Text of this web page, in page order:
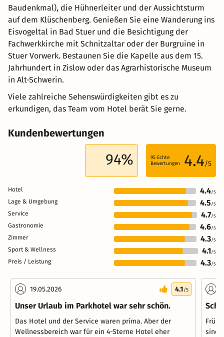
Baudenkmal), die Hühnerleiter und der Aussichtsturm
auf dem Klüschenberg. Genießen Sie eine Wanderung ins
Eisvogeltal in Bad Stuer und die Besichtigung der
Fachwerkkirche mit Schnitzaltar oder der Burgruine in
Stuer Vorwerk. Bestaunen Sie die Kapelle aus dem 15.
Jahrhundert in Zislow oder das Agrarhistorische Museum
in Alt-Schwerin.
Viele zahlreiche Sehenswürdigkeiten gibt es zu
erkundigen, das Team vom Hotel berät Sie gerne.
Kundenbewertungen
94% 95 Echte
Bewertungen
4.4/5
Hotel 4.4/5
Lage & Umgebung 4.5 /5
Service 4.7/5
Gastronomie 4.6/5
Zimmer 4.3/5
Sport & Wellness 4.1/5
Preis / Leistung 4.3/5
19.05.2026 4.1/5
Unser Urlaub im Parkhotel war sehr schön.
Das Hotel und der Service waren prima. Aber der
Wellnessbereich war für ein 4-Sterne Hotel eher
sind